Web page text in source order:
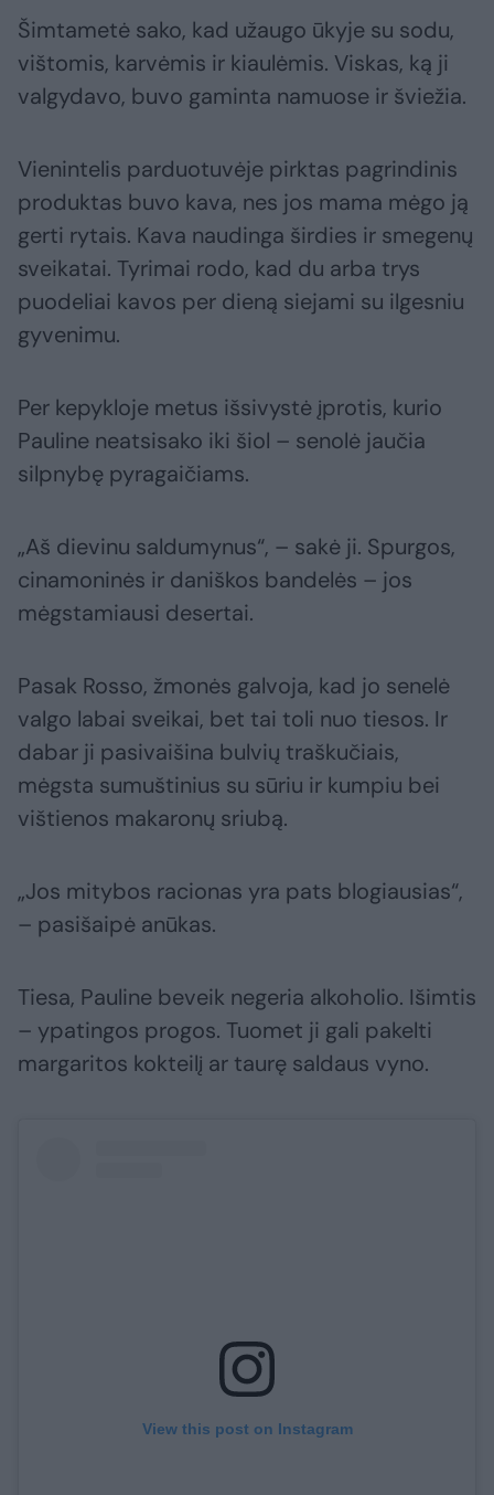
Šimtametė sako, kad užaugo ūkyje su sodu,
vištomis, karvėmis ir kiaulėmis. Viskas, ką ji
valgydavo, buvo gaminta namuose ir šviežia.
Vienintelis parduotuvėje pirktas pagrindinis
produktas buvo kava, nes jos mama mėgo ją
gerti rytais. Kava naudinga širdies ir smegenų
sveikatai. Tyrimai rodo, kad du arba trys
puodeliai kavos per dieną siejami su ilgesniu
gyvenimu.
Per kepykloje metus išsivystė įprotis, kurio
Pauline neatsisako iki šiol – senolė jaučia
silpnybę pyragaičiams.
„Aš dievinu saldumynus“, – sakė ji. Spurgos,
cinamoninės ir daniškos bandelės – jos
mėgstamiausi desertai.
Pasak Rosso, žmonės galvoja, kad jo senelė
valgo labai sveikai, bet tai toli nuo tiesos. Ir
dabar ji pasivaišina bulvių traškučiais,
mėgsta sumuštinius su sūriu ir kumpiu bei
vištienos makaronų sriubą.
„Jos mitybos racionas yra pats blogiausias“,
– pasišaipė anūkas.
Tiesa, Pauline beveik negeria alkoholio. Išimtis
– ypatingos progos. Tuomet ji gali pakelti
margaritos kokteilį ar taurę saldaus vyno.
View this post on Instagram